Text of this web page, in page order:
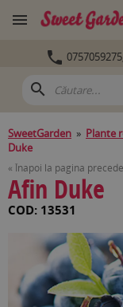

 0757059275,
search
SweetGarden » Plante
Duke
« Înapoi la pagina
Afin Duke
COD: 13531